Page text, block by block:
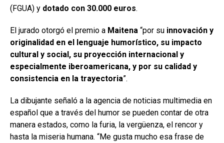
(FGUA) y dotado con 30.000 euros.
El jurado otorgó el premio a Maitena “por su innovación y
originalidad en el lenguaje humorístico, su impacto
cultural y social, su proyección internacional y
especialmente iberoamericana, y por su calidad y
consistencia en la trayectoria”.
La dibujante señaló a la agencia de noticias multimedia en
español que a través del humor se pueden contar de otra
manera estados, como la furia, la vergüenza, el rencor y
hasta la miseria humana. “Me gusta mucho esa frase de